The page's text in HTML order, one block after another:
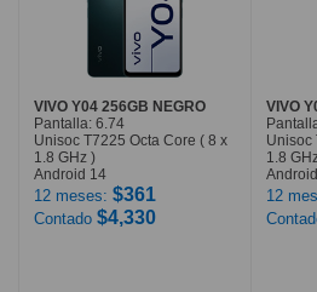
VIVO Y04 256GB NEGRO
Pantalla: 6.74
Unisoc T7225 Octa Core ( 8 x
1.8 GHz )
Android 14
12 meses: $361
Contado $4,330
VIVO
Unisoc
1.8
12